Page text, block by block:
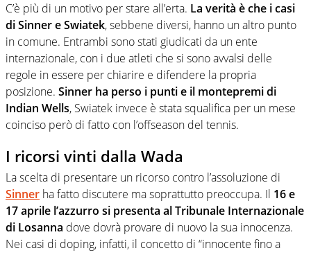
C’è più di un motivo per stare all’erta. La verità è che i casi
di Sinner e Swiatek, sebbene diversi, hanno un altro punto
in comune. Entrambi sono stati giudicati da un ente
internazionale, con i due atleti che si sono avvalsi delle
regole in essere per chiarire e difendere la propria
posizione. Sinner ha perso i punti e il montepremi di
Indian Wells, Swiatek invece è stata squalifica per un mese
coinciso però di fatto con l’offseason del tennis.
I ricorsi vinti dalla Wada
La scelta di presentare un ricorso contro l’assoluzione di
Sinner ha fatto discutere ma soprattutto preoccupa. Il 16 e
17 aprile l’azzurro si presenta al Tribunale Internazionale
di Losanna dove dovrà provare di nuovo la sua innocenza.
Nei casi di doping, infatti, il concetto di “innocente fino a